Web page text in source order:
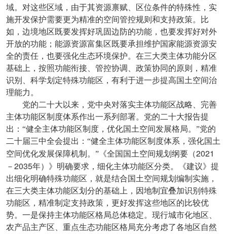
域。对这些区域，由于其资源禀赋、区位条件的特殊性，实
施开发保护需要更为精准的空间管控规则和支持政策。比
如，边境地区既要发挥好巩固边防的功能，也要发挥好对外
开放的功能；能源资源富集区既要承担维护国家能源资源安
全的责任，也要强化生态环境保护。在三大类主体功能分区
基础上，按照功能衔接、管控协调、政策协同的原则，精准
识别、科学划定特殊功能区，有利于进一步提高国土空间治
理能力。
党的二十大以来，党中央对落实主体功能区战略、完善
主体功能区制度体系作出一系列部署。党的二十大报告提
出：“健全主体功能区制度，优化国土空间发展格局。”党的
二十届三中全会提出：“健全主体功能区制度体系，强化国土
空间优化发展保障机制。”《全国国土空间规划纲要（2021
－ 2035年）》明确要求，细化主体功能区分类。《建议》提
出细化明确特殊功能区，就是结合国土空间规划编制实施，
在三大类主体功能区划分的基础上，因地制宜叠加识别特殊
功能区，精准制定支持政策，更好发挥这些地区的比较优
势。一是保持主体功能区格局总体稳定。现行城市化地区、
农产品主产区、重点生态功能区格局充分考虑了各地区自然